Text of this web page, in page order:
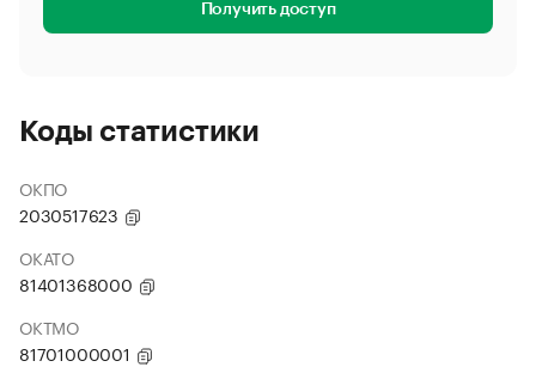
Получить доступ
Коды статистики
ОКПО
2030517623
ОКАТО
81401368000
ОКТМО
81701000001